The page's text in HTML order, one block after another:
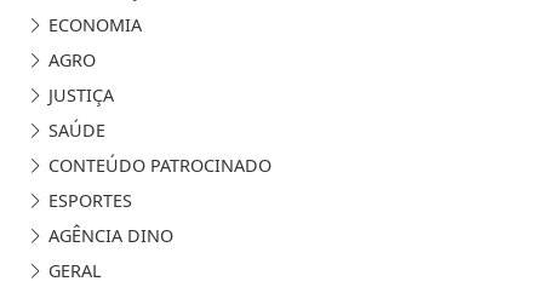
ECONOMIA
AGRO
JUSTIÇA
SAÚDE
CONTEÚDO PATROCINADO
ESPORTES
AGÊNCIA DINO
GERAL